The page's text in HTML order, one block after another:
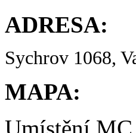
ADRESA:
Sychrov 1068,
MAPA: